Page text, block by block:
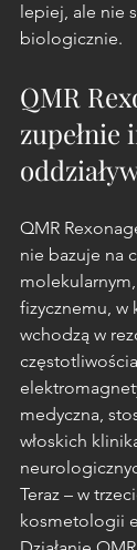
lepiej, ale nie
biologicznie.
QMR
zupełnie
QMR
nie bazuje na
fizycznemu, w
wchodzą w
medyczna,
włoskich
Teraz – w
kosmetologii